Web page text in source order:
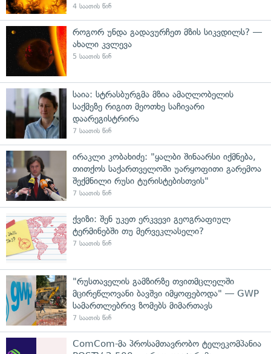
4 საათის წინ
როგორ უნდა გადავურჩეთ მზის სიკვდილს? —
ახალი კვლევა
5 საათის წინ
საია: სტრასბურგმა მზია ამაღლობელის
საქმეზე რიგით მეოთხე საჩივარი
დაარეგისტრირა
7 საათის წინ
ირაკლი კობახიძე: "ყალბი შინაარსი იქმნება,
თითქოს საქართველოში უარყოფითი გარემოა
შექმნილი რუსი ტურისტებისთვის"
7 საათის წინ
ქვიზი: შენ უკეთ ერკვევი გეოგრაფიულ
ტერმინებში თუ მერვეკლასელი?
7 საათის წინ
"რუსთაველის გამზირზე თვითმცლელში
მცირეწლოვანი ბავშვი იმყოფებოდა" — GWP
სამართლებრივ ზომებს მიმართავს
7 საათის წინ
ComCom-მა პროსამთავრობო ტელეკომპანია